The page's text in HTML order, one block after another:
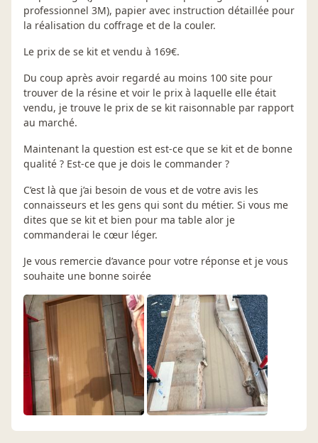
professionnel 3M), papier avec instruction détaillée pour
la réalisation du coffrage et de la couler.
Le prix de se kit et vendu à 169€.
Du coup après avoir regardé au moins 100 site pour
trouver de la résine et voir le prix à laquelle elle était
vendu, je trouve le prix de se kit raisonnable par rapport
au marché.
Maintenant la question est est-ce que se kit et de bonne
qualité ? Est-ce que je dois le commander ?
C’est là que j’ai besoin de vous et de votre avis les
connaisseurs et les gens qui sont du métier. Si vous me
dites que se kit et bien pour ma table alor je
commanderai le cœur léger.
Je vous remercie d’avance pour votre réponse et je vous
souhaite une bonne soirée